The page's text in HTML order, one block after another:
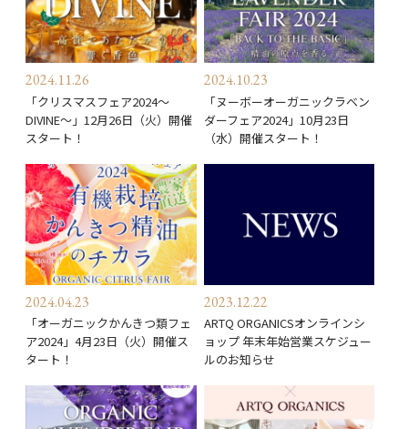
2024.11.26
「クリスマスフェア2024～
DIVINE～」12月26日（火）開催
スタート！
2024.10.23
「ヌーボーオーガニックラベン
ダーフェア2024」10月23日
（水）開催スタート！
2024.04.23
「オーガニックかんきつ類フェ
ア2024」4月23日（火）開催ス
タート！
2023.12.22
ARTQ ORGANICSオンラインシ
ョップ 年末年始営業スケジュー
ルのお知らせ